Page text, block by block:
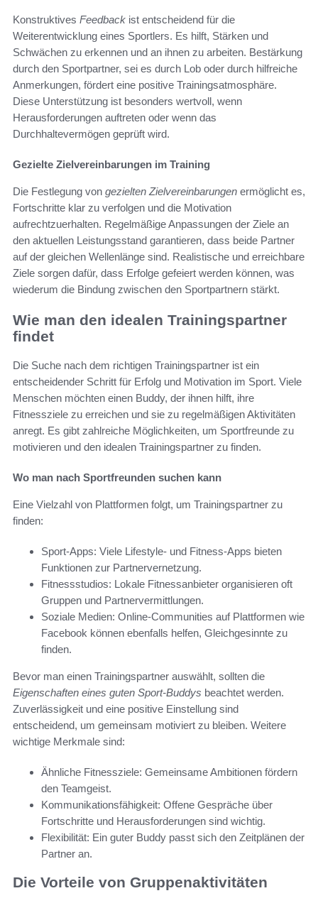
Konstruktives Feedback ist entscheidend für die
Weiterentwicklung eines Sportlers. Es hilft, Stärken und
Schwächen zu erkennen und an ihnen zu arbeiten. Bestärkung
durch den Sportpartner, sei es durch Lob oder durch hilfreiche
Anmerkungen, fördert eine positive Trainingsatmosphäre.
Diese Unterstützung ist besonders wertvoll, wenn
Herausforderungen auftreten oder wenn das
Durchhaltevermögen geprüft wird.
Gezielte Zielvereinbarungen im Training
Die Festlegung von gezielten Zielvereinbarungen ermöglicht es,
Fortschritte klar zu verfolgen und die Motivation
aufrechtzuerhalten. Regelmäßige Anpassungen der Ziele an
den aktuellen Leistungsstand garantieren, dass beide Partner
auf der gleichen Wellenlänge sind. Realistische und erreichbare
Ziele sorgen dafür, dass Erfolge gefeiert werden können, was
wiederum die Bindung zwischen den Sportpartnern stärkt.
Wie man den idealen Trainingspartner
findet
Die Suche nach dem richtigen Trainingspartner ist ein
entscheidender Schritt für Erfolg und Motivation im Sport. Viele
Menschen möchten einen Buddy, der ihnen hilft, ihre
Fitnessziele zu erreichen und sie zu regelmäßigen Aktivitäten
anregt. Es gibt zahlreiche Möglichkeiten, um Sportfreunde zu
motivieren und den idealen Trainingspartner zu finden.
Wo man nach Sportfreunden suchen kann
Eine Vielzahl von Plattformen folgt, um Trainingspartner zu
finden:
Sport-Apps: Viele Lifestyle- und Fitness-Apps bieten
Funktionen zur Partnervernetzung.
Fitnessstudios: Lokale Fitnessanbieter organisieren oft
Gruppen und Partnervermittlungen.
Soziale Medien: Online-Communities auf Plattformen wie
Facebook können ebenfalls helfen, Gleichgesinnte zu
finden.
Bevor man einen Trainingspartner auswählt, sollten die
Eigenschaften eines guten Sport-Buddys beachtet werden.
Zuverlässigkeit und eine positive Einstellung sind
entscheidend, um gemeinsam motiviert zu bleiben. Weitere
wichtige Merkmale sind:
Ähnliche Fitnessziele: Gemeinsame Ambitionen fördern
den Teamgeist.
Kommunikationsfähigkeit: Offene Gespräche über
Fortschritte und Herausforderungen sind wichtig.
Flexibilität: Ein guter Buddy passt sich den Zeitplänen der
Partner an.
Die Vorteile von Gruppenaktivitäten